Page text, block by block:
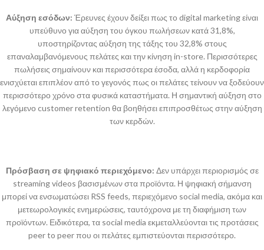
Αύξηση εσόδων: Έρευνες έχουν δείξει πως το digital marketing είναι
υπεύθυνο για αύξηση του όγκου πωλήσεων κατά 31,8%,
υποστηρίζοντας αύξηση της τάξης του 32,8% στους
επαναλαμβανόμενους πελάτες και την κίνηση in-store. Περισσότερες
πωλήσεις σημαίνουν και περισσότερα έσοδα, αλλά η κερδοφορία
ενισχύεται επιπλέον από το γεγονός πως οι πελάτες τείνουν να ξοδεύουν
περισσότερο χρόνο στα φυσικά καταστήματα. Η σημαντική αύξηση στο
λεγόμενο customer retention θα βοηθήσει επιπροσθέτως στην αύξηση
των κερδών.
Πρόσβαση σε ψηφιακό περιεχόμενο: Δεν υπάρχει περιορισμός σε
streaming videos βασισμένων στα προϊόντα. Η ψηφιακή σήμανση
μπορεί να ενσωματώσει RSS feeds, περιεχόμενο social media, ακόμα και
μετεωρολογικές ενημερώσεις, ταυτόχρονα με τη διαφήμιση των
προϊόντων. Ειδικότερα, τα social media εκμεταλλεύονται τις προτάσεις
peer to peer που οι πελάτες εμπιστεύονται περισσότερο.